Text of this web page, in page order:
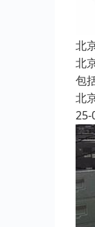
北
北
包
北
25-